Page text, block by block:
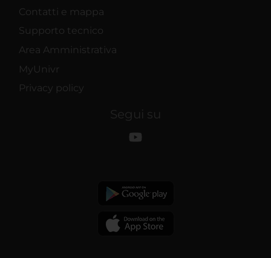
Contatti e mappa
Supporto tecnico
Area Amministrativa
MyUnivr
Privacy policy
Segui su